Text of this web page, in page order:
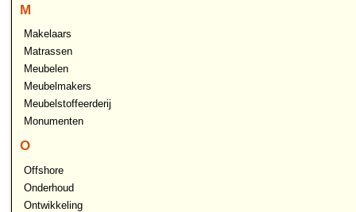
M
Makelaars
Matrassen
Meubelen
Meubelmakers
Meubelstoffeerderij
Monumenten
O
Offshore
Onderhoud
Ontwikkeling